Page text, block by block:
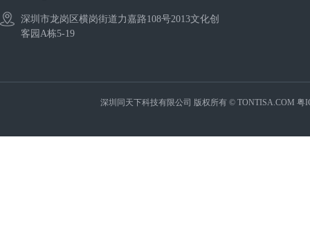
深圳市龙岗区横岗街道力嘉路108号2013文化创
客园A栋5-19
深圳同天下科技有限公司 版权所有 © TONTISA.COM 粤